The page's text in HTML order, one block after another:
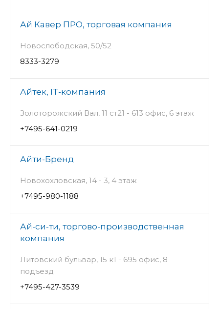
Ай Кавер ПРО, торговая компания
Новослободская, 50/52
8333-3279
Айтек, IT-компания
Золоторожский Вал, 11 ст21 - 613 офис, 6 этаж
+7495-641-0219
Айти-Бренд
Новохохловская, 14 - 3, 4 этаж
+7495-980-1188
Ай-си-ти, торгово-производственная
компания
Литовский бульвар, 15 к1 - 695 офис, 8
подъезд
+7495-427-3539